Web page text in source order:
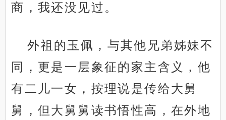
商，我还没见过。
外祖的玉佩，与其他兄弟姊妹不
同，更是一层象征的家主含义，他
有二儿一女，按理说是传给大舅
舅，但大舅舅读书悟性高，在外地